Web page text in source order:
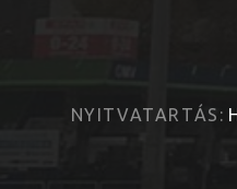
NYITVATARTÁS: